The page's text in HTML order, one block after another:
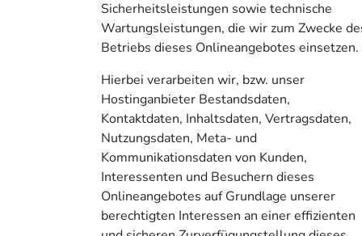
Sicherheitsleistungen sowie technische
Wartungsleistungen, die wir zum Zwecke
Betriebs dieses Onlineangebotes einsetzen.
Hierbei verarbeiten wir, bzw. unser
Hostinganbieter Bestandsdaten,
Kontaktdaten, Inhaltsdaten, Vertragsdaten,
Nutzungsdaten, Meta- und
Kommunikationsdaten von Kunden,
Interessenten und Besuchern dieses
Onlineangebotes auf Grundlage unserer
berechtigten Interessen an einer effizienten